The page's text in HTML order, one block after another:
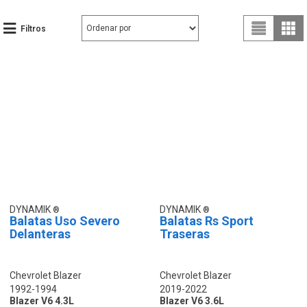
Filtros
DYNAMIK
Balatas Uso Severo
Delanteras
Chevrolet Blazer
1992-1994
Blazer V6 4.3L
DYNAMIK
Balatas Rs Sport
Traseras
Chevrolet Blazer
2019-2022
Blazer V6 3.6L